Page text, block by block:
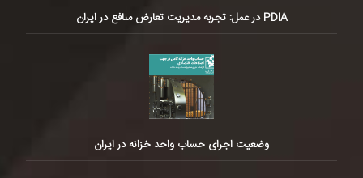
PDIA در عمل: تجربه مدیریت تعارض منافع در ایران
وضعیت اجرای حساب واحد خزانه در ایران